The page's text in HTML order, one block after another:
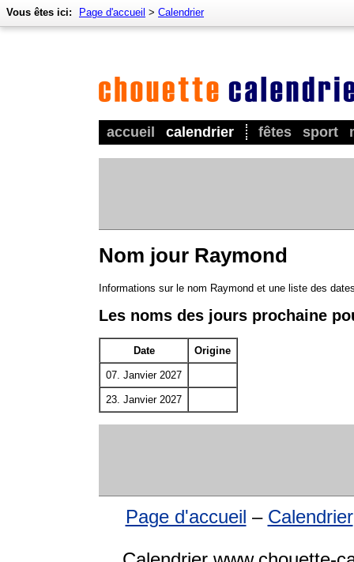
accueil calendrier fêtes sport
Vous êtes ici: Page d'accueil > Calendrier
Nom jour Raymond
Informations sur le nom Raymond et une liste des
Les noms des jours prochaine
Date Origine
07. Janvier 2027
23. Janvier 2027
Page d'accueil – Calendrier